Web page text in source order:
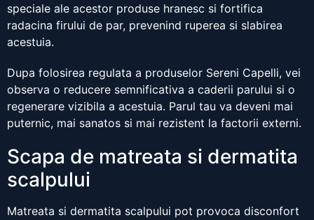
speciale ale acestor produse hranesc si fortifica
radacina firului de par, prevenind ruperea si slabirea
acestuia.
Dupa folosirea regulata a produselor Sereni Capelli, vei
observa o reducere semnificativa a caderii parului si o
regenerare vizibila a acestuia. Parul tau va deveni mai
puternic, mai sanatos si mai rezistent la factorii externi.
Scapa de matreata si dermatita
scalpului
Matreata si dermatita scalpului pot provoca disconfort